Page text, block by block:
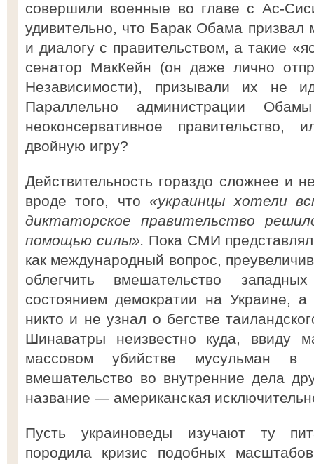
совершили военные во главе с Ас-
удивительно, что Барак Обама призвал
и диалогу с правительством, а такие
сенатор МакКейн (он даже лично
Независимости), призывали их не
Параллельно администрации
неоконсервативное
двойную игру?
Действительность гораздо сложнее и
вроде того, что«украинцы хотели
диктаторское правительство
помощью силы». Пока СМИ
как международный вопрос,
облегчить вмешательство
состоянием демократии на Украине,
никто и не узнал о бегстве
Шинаватры неизвестно куда, ввиду
массовом убийстве мусульман
вмешательство во внутренние дела
название — американская
Пусть украиноведы изучают ту
породила кризис подобных